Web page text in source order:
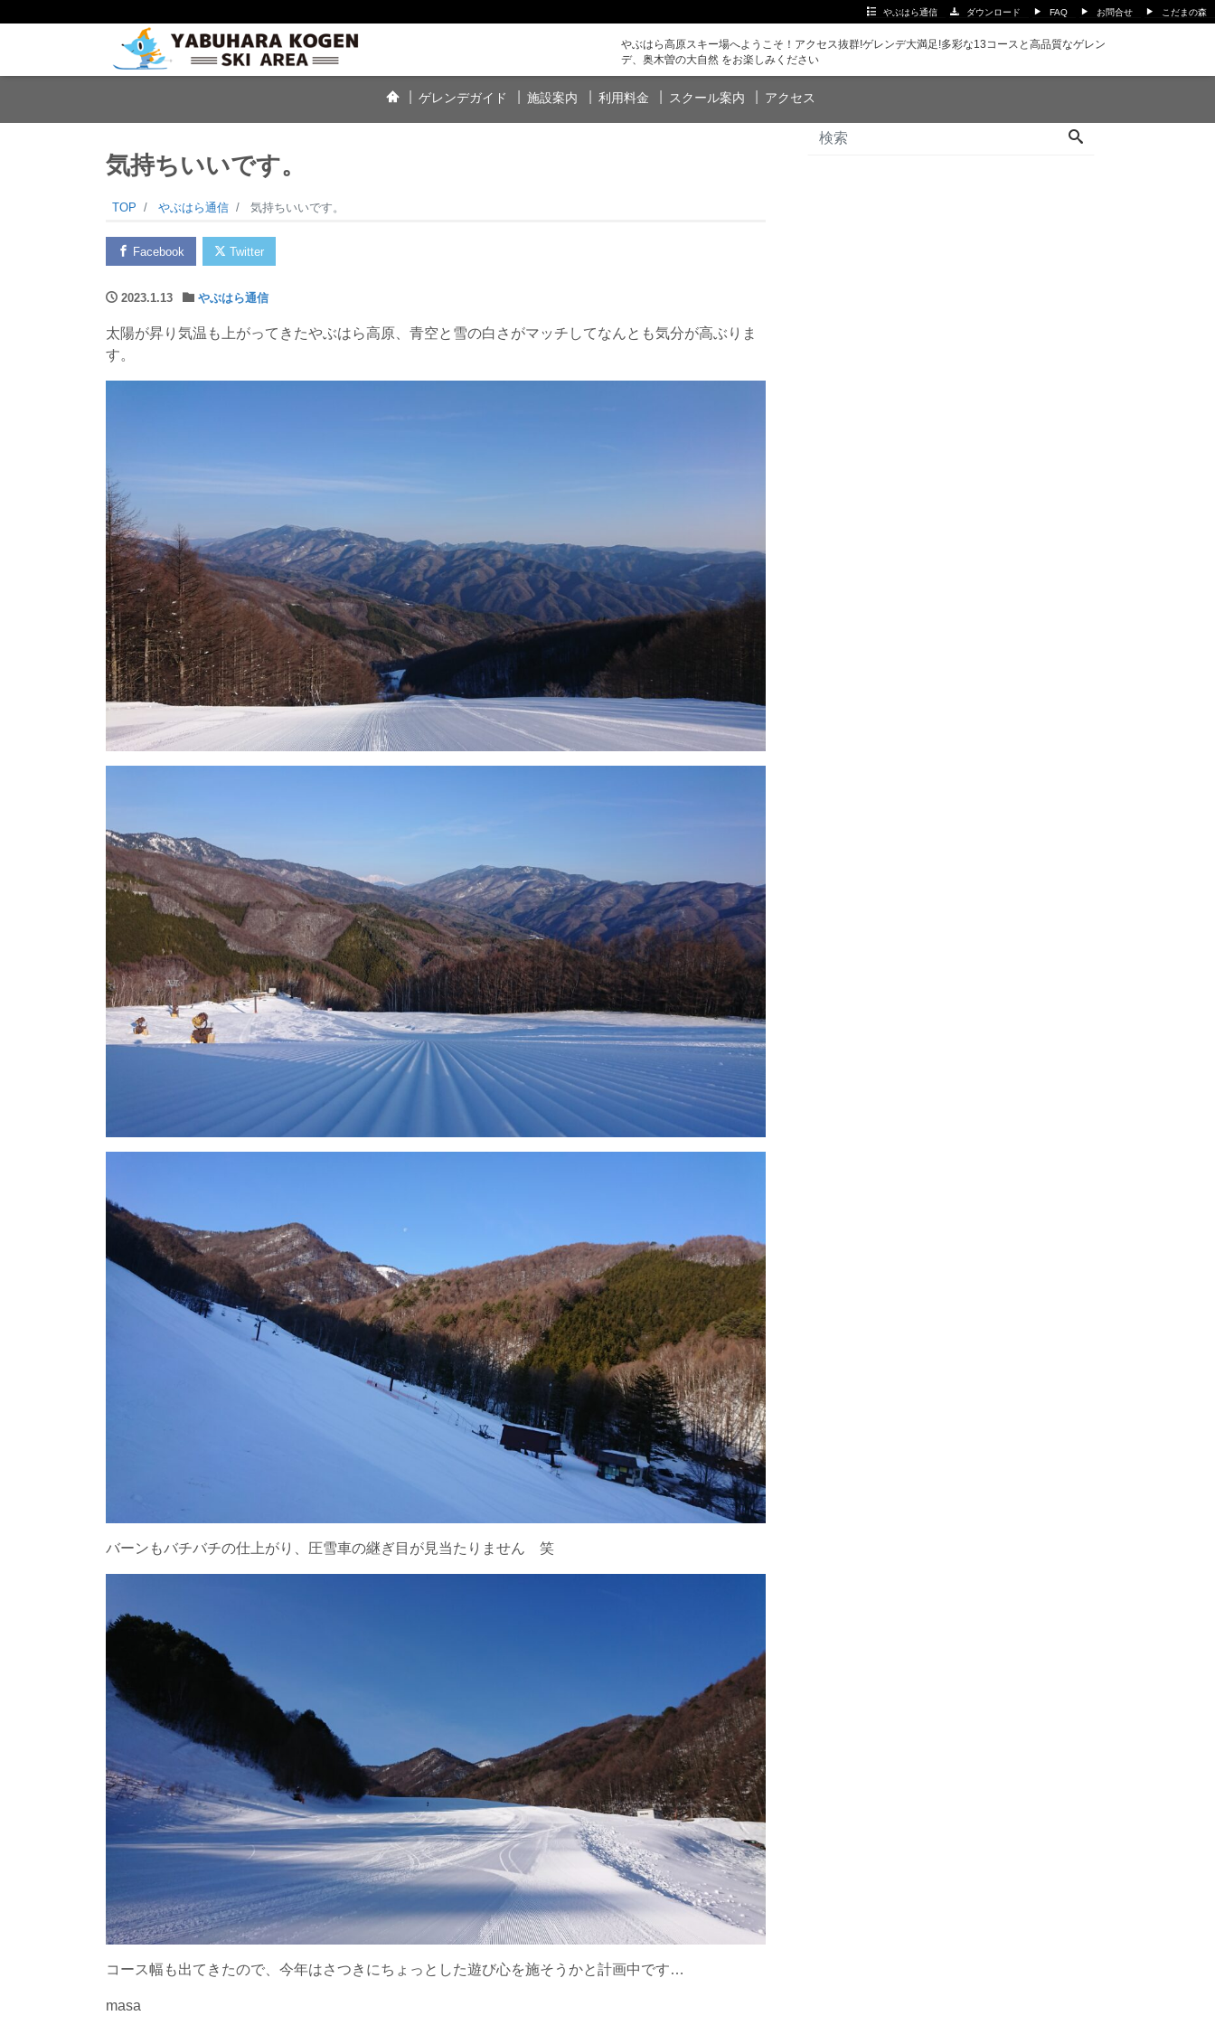
やぶはら通信 ダウンロード FAQ お問合せ こだまの森
やぶはら高原スキー場へようこそ！アクセス抜群!ゲレンデ大満足!多彩な13コースと高品質なゲレン
デ、奥木曽の大自然 をお楽しみください
ゲレンデガイド 施設案内 利用料金 スクール案内 アクセス
気持ちいいです。
TOP やぶはら通信 気持ちいいです。
Facebook Twitter
2023.1.13 やぶはら通信
太陽が昇り気温も上がってきたやぶはら高原、青空と雪の白さがマッチしてなんとも気分が高ぶりま
す。
バーンもバチバチの仕上がり、圧雪車の継ぎ目が見当たりません 笑
コース幅も出てきたので、今年はさつきにちょっとした遊び心を施そうかと計画中です…
masa